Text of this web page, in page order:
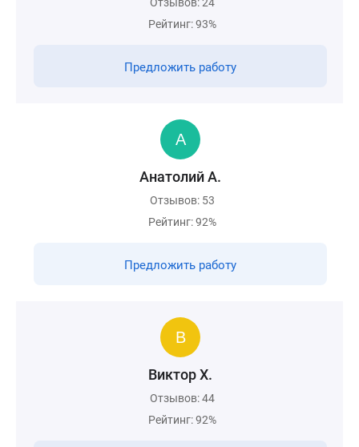
Рейтинг: 93%
Предложить работу
Анатолий А.
Отзывов: 53
Рейтинг: 92%
Предложить работу
Виктор Х.
Отзывов: 44
Рейтинг: 92%